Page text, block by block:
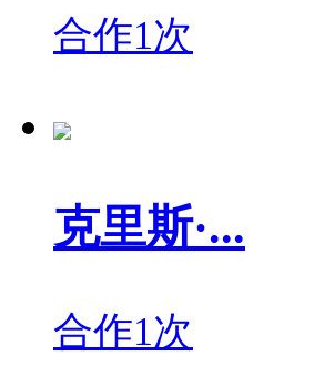
合作1次
克里斯·...
合作1次